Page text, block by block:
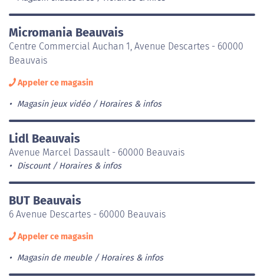
Micromania Beauvais
Centre Commercial Auchan 1, Avenue Descartes - 60000
Beauvais
Appeler ce magasin
Magasin jeux vidéo Horaires & infos
Lidl Beauvais
Avenue Marcel Dassault - 60000 Beauvais
Discount Horaires & infos
BUT Beauvais
6 Avenue Descartes - 60000 Beauvais
Appeler ce magasin
Magasin de meuble Horaires & infos